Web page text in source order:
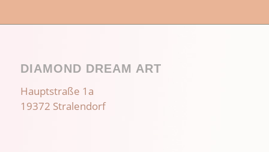
DIAMOND DREAM ART
Hauptstraße 1a
19372 Stralendorf